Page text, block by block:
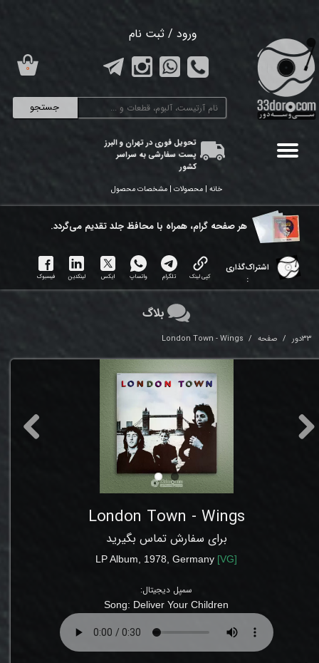
جستجو
ورود / ثبت نام
تغییر گذر واژه
سفارشات
تحویل فوری در تهران و البرز
پست سفارشی به سراسر
کشور
۰
خانه | محصولات | مشخصات محصول
هر ​صفحه گرام، همراه با محافظ جلد تقدیم می‌گردد.
اشتراک‌گذاری
:
کپی لینک تلگرام واتساپ ایکس لینکدین فیسبوک
33دور صفحه London Town - Wings
London Town - Wings
برای سفارش تماس بگیرید
LP Album, 1978, Germany [VG]
سمپل دیجیتال:
Song: Deliver Your Children
بلاگ